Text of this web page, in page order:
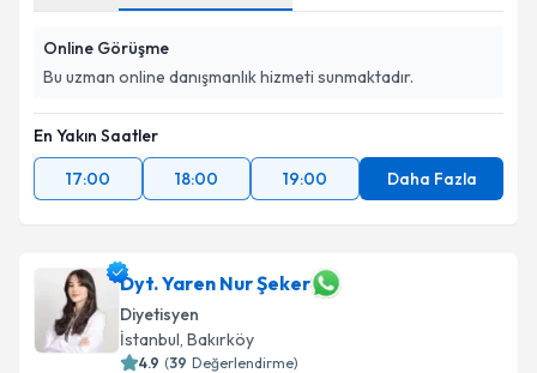
Online Görüşme
Bu uzman online danışmanlık hizmeti sunmaktadır.
En Yakın Saatler
17:00
18:00 19:00 Daha Fazla
Dyt. Yaren Nur Şeker
Diyetisyen
İstanbul, Bakırköy
4.9 (39 Değerlendirme)